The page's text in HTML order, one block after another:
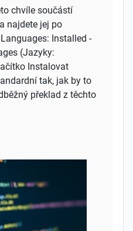
chvíle součástí
najdete jej po
Installed -
(Jazyky:
Instalovat
tak, jak by to
překlad z těchto